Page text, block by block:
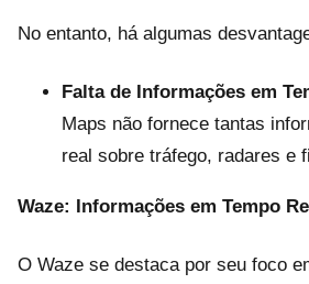
No entanto, há algumas
Falta de Informações em
Maps não fornece tantas
real sobre tráfego, radares e
Waze: Informações em Tempo
O Waze se destaca por seu foco